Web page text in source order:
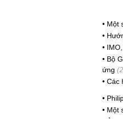
• Một
•
•
• Bộ
ứng
• Các
•
• Một